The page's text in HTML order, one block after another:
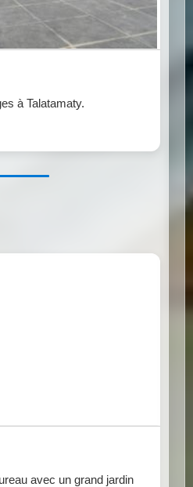
à Talatamaty.
avec un grand jardin